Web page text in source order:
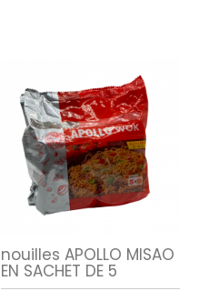
nouilles APOLLO MISAO
EN SACHET DE 5